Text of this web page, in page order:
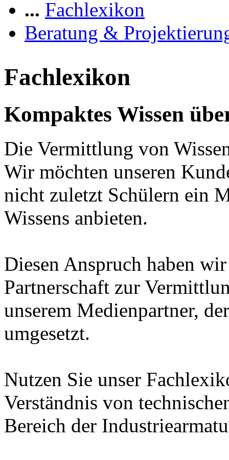
... Fachlexikon
Beratung &
Fachlexikon
Kompaktes Wissen
Die Vermittlung von
Wir möchten unseren
nicht zuletzt Schülern ein
Wissens anbieten.
Diesen Anspruch haben
Partnerschaft zur
unserem Medienpartner,
umgesetzt.
Nutzen Sie unser
Verständnis von
Bereich der